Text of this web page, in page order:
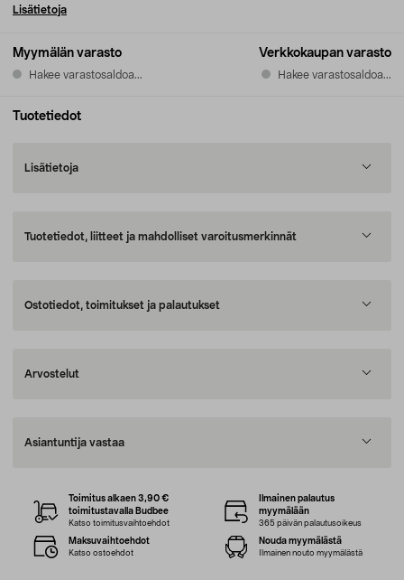
Myymälän varasto
Hakee varastosaldoa...
Verkkokaupan varasto
Hakee varastosaldoa...
Lisätietoja
Tuotetiedot
Lisätietoja
Tuotetiedot, liitteet ja mahdolliset varoitusmerkinnät
Ostotiedot, toimitukset ja palautukset
Arvostelut
Asiantuntija vastaa
Toimitus alkaen 3,90 €
toimitustavalla Budbee
Katso toimitusvaihtoehdot
Ilmainen palautus
myymälään
365 päivän palautusoikeus
Maksuvaihtoehdot
Katso ostoehdot
Nouda myymälästä
Ilmainen nouto myymälästä